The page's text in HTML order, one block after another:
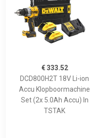
€ 333.52
DCD800H2T 18V Li-ion
Accu Klopboormachine
Set (2x 5.0Ah Accu) In
TSTAK